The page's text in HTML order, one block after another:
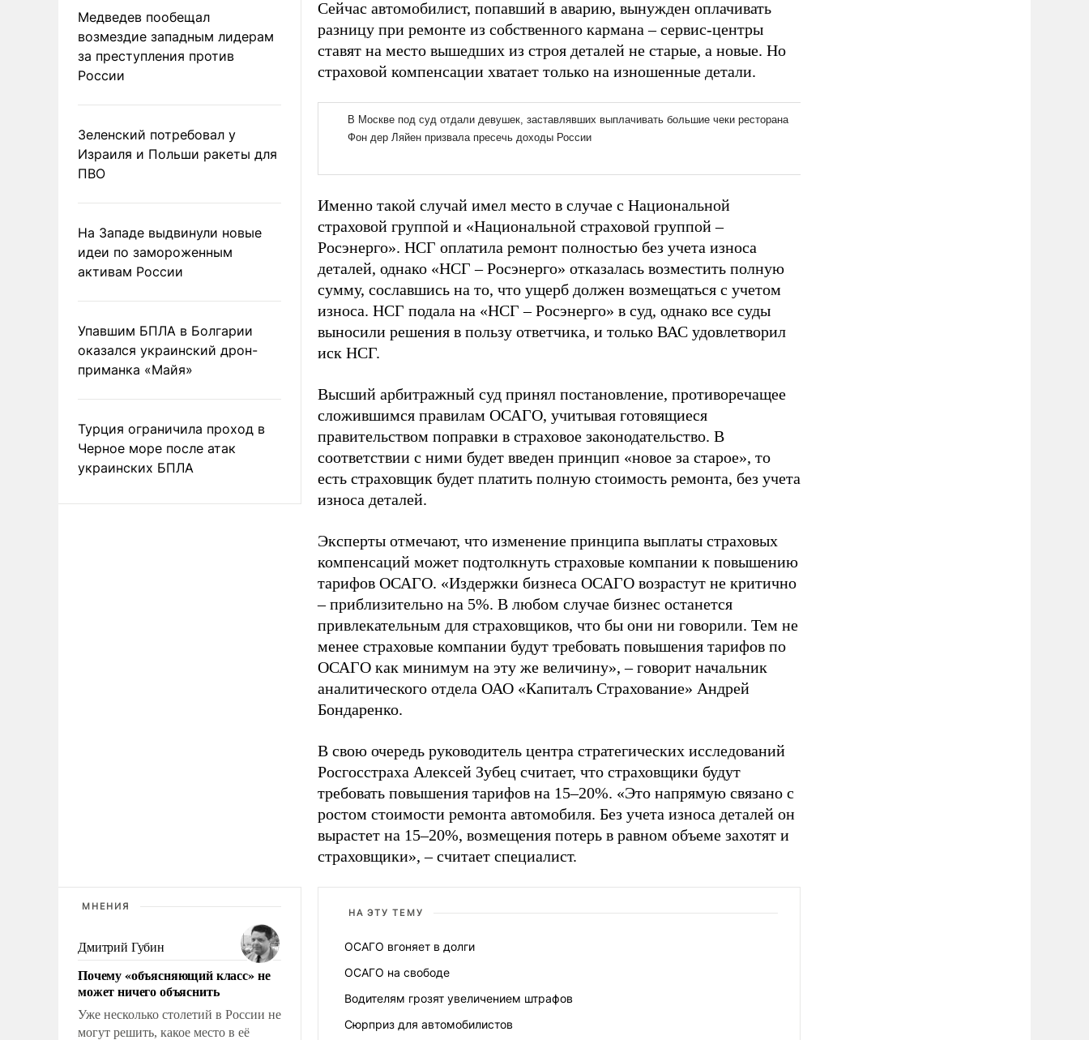
Медведев пообещал
возмездие западным лидерам
за преступления против
России
Зеленский потребовал у
Израиля и Польши ракеты для
ПВО
На Западе выдвинули новые
идеи по замороженным
активам России
Упавшим БПЛА в Болгарии
оказался украинский дрон-
приманка «Майя»
Турция ограничила проход в
Черное море после атак
украинских БПЛА
МНЕНИЯ
Дмитрий Губин
Почему «объясняющий класс» не
может ничего объяснить
Уже несколько столетий в России не
могут решить, какое место в её
Сейчас автомобилист, попавший в аварию, вынужден оплачивать
разницу при ремонте из собственного кармана – сервис-центры
ставят на место вышедших из строя деталей не старые, а новые. Но
страховой компенсации хватает только на изношенные детали.
Именно такой случай имел место в случае с Национальной
страховой группой и «Национальной страховой группой –
Росэнерго». НСГ оплатила ремонт полностью без учета износа
деталей, однако «НСГ – Росэнерго» отказалась возместить полную
сумму, сославшись на то, что ущерб должен возмещаться с учетом
износа. НСГ подала на «НСГ – Росэнерго» в суд, однако все суды
выносили решения в пользу ответчика, и только ВАС удовлетворил
иск НСГ.
Высший арбитражный суд принял постановление, противоречащее
сложившимся правилам ОСАГО, учитывая готовящиеся
правительством поправки в страховое законодательство. В
соответствии с ними будет введен принцип «новое за старое», то
есть страховщик будет платить полную стоимость ремонта, без учета
износа деталей.
Эксперты отмечают, что изменение принципа выплаты страховых
компенсаций может подтолкнуть страховые компании к повышению
тарифов ОСАГО. «Издержки бизнеса ОСАГО возрастут не критично
– приблизительно на 5%. В любом случае бизнес останется
привлекательным для страховщиков, что бы они ни говорили. Тем не
менее страховые компании будут требовать повышения тарифов по
ОСАГО как минимум на эту же величину», – говорит начальник
аналитического отдела ОАО «Капиталъ Страхование» Андрей
Бондаренко.
В свою очередь руководитель центра стратегических исследований
Росгосстраха Алексей Зубец считает, что страховщики будут
требовать повышения тарифов на 15–20%. «Это напрямую связано с
ростом стоимости ремонта автомобиля. Без учета износа деталей он
вырастет на 15–20%, возмещения потерь в равном объеме захотят и
страховщики», – считает специалист.
НА ЭТУ ТЕМУ
ОСАГО вгоняет в долги
ОСАГО на свободе
Водителям грозят увеличением штрафов
Сюрприз для автомобилистов